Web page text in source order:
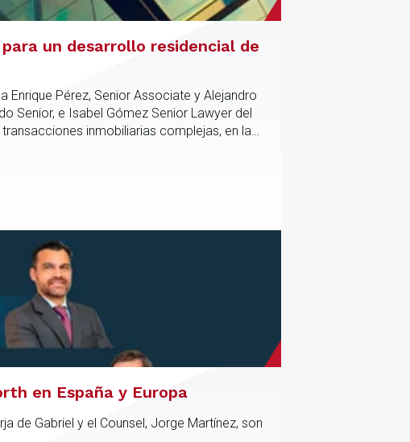
un desarrollo residencial de
Pérez, Senior Associate y Alejandro
Senior, e Isabel Gómez Senior Lawyer del
inmobiliarias complejas, en las
en España y Europa
de Gabriel y el Counsel, Jorge Martínez, son